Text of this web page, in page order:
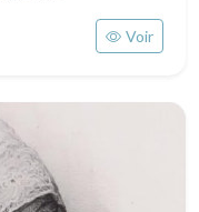
Voir